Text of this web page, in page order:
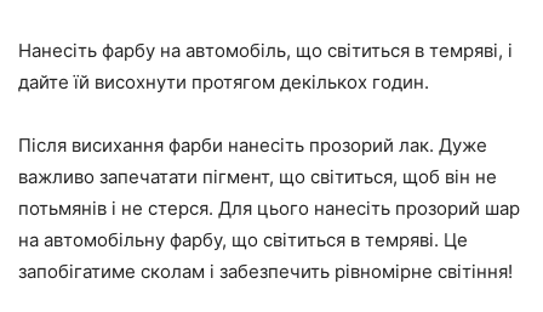
Нанесіть фарбу на автомобіль, що світиться в темряві, і
дайте їй висохнути протягом декількох годин.
Після висихання фарби нанесіть прозорий лак. Дуже
важливо запечатати пігмент, що світиться, щоб він не
потьмянів і не стерся. Для цього нанесіть прозорий шар
на автомобільну фарбу, що світиться в темряві. Це
запобігатиме сколам і забезпечить рівномірне світіння!